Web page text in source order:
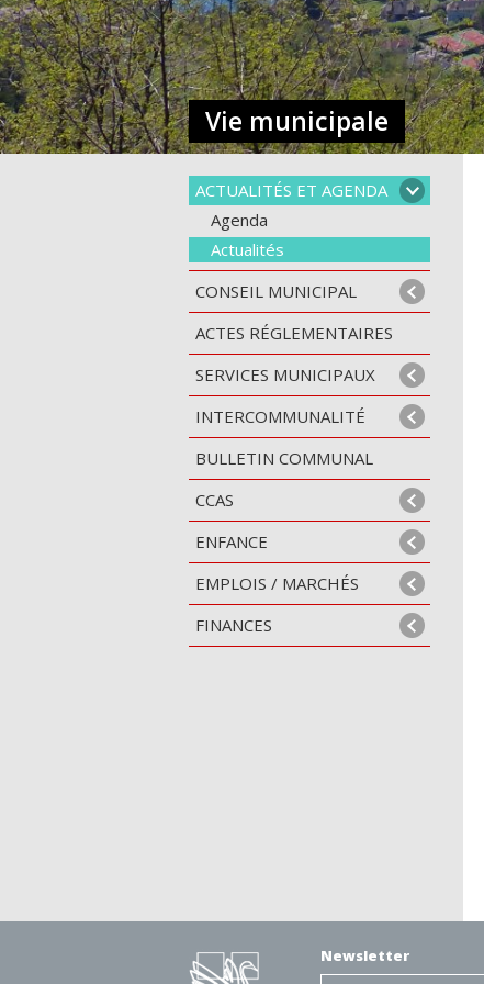
ACTUALITÉS ET AGENDA
Agenda
Actualités
CONSEIL MUNICIPAL
ACTES RÉGLEMENTAIRES
SERVICES MUNICIPAUX
INTERCOMMUNALITÉ
BULLETIN COMMUNAL
CCAS
ENFANCE
EMPLOIS / MARCHÉS
FINANCES
Vie municipale
Newsletter